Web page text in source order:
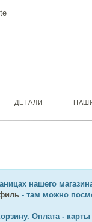
ДЕТАЛИ
нашего
- там можно
Оплата -